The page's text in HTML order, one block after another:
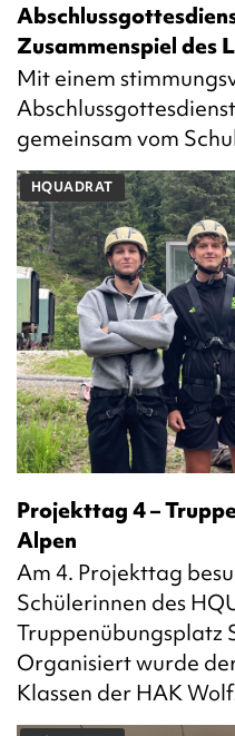
Zusammenspiel des
Mit einem
gemeinsam vom
HQUADRAT
Projekttag 4 –
Alpen
Am 4. Projekttag
Schülerinnen des
Truppenübungsplatz
Organisiert wurde
Klassen der HAK